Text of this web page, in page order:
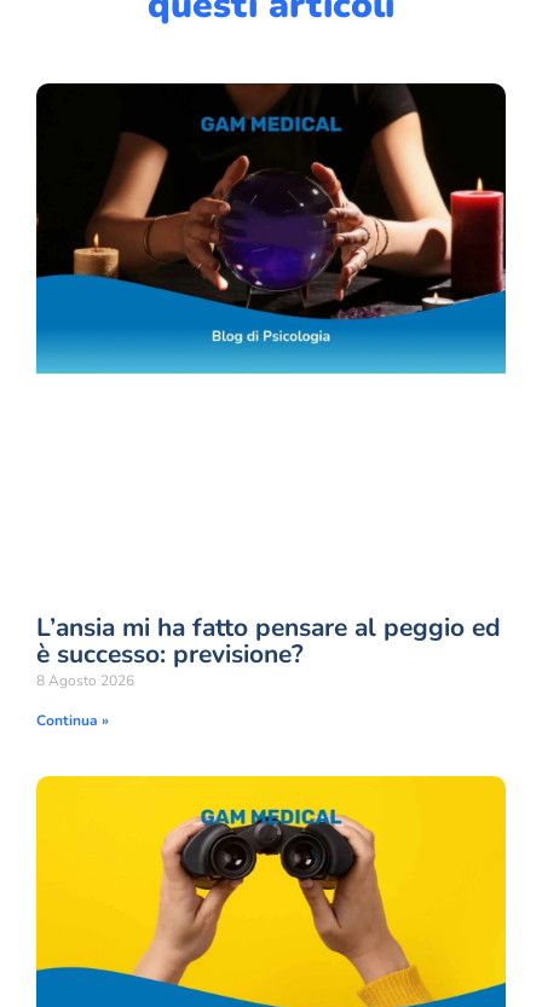
L’ansia mi ha fatto pensare al peggio ed
è successo: previsione?
8 Agosto 2026
Continua »